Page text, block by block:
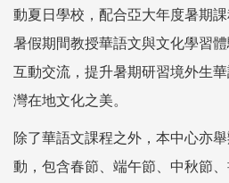
動夏日學校，配合亞大年度暑期課
暑假期間教授華語文與文化學習
互動交流，提升暑期研習境外生
灣在地文化之美。
除了華語文課程之外，本中心亦
動，包含春節、端午節、中秋節、